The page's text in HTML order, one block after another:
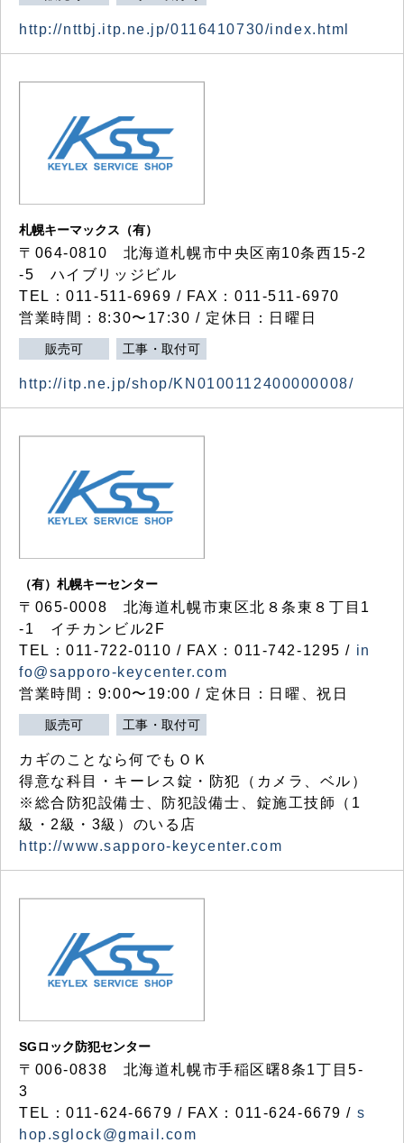
http://nttbj.itp.ne.jp/0116410730/index.html
札幌キーマックス（有）
〒064-0810 北海道札幌市中央区南10条西15-2
-5 ハイブリッジビル
TEL：011-511-6969 / FAX：011-511-6970
営業時間：8:30〜17:30 / 定休日：日曜日
販売可 工事・取付可
http://itp.ne.jp/shop/KN0100112400000008/
（有）札幌キーセンター
〒065-0008 北海道札幌市東区北８条東８丁目1
-1 イチカンビル2F
TEL：011-722-0110 / FAX：011-742-1295 / in
fo@sapporo-keycenter.com
営業時間：9:00〜19:00 / 定休日：日曜、祝日
販売可 工事・取付可
カギのことなら何でもＯＫ
得意な科目・キーレス錠・防犯（カメラ、ベル）
※総合防犯設備士、防犯設備士、錠施工技師（1
級・2級・3級）のいる店
http://www.sapporo-keycenter.com
SGロック防犯センター
〒006-0838 北海道札幌市手稲区曙8条1丁目5-
3
TEL：011-624-6679 / FAX：011-624-6679 / s
hop.sglock@gmail.com